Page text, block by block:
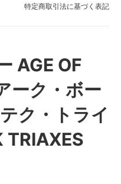
特定商取引法に基づく表記
AGE OF
ーク・ボー
ク・トライ
TRIAXES